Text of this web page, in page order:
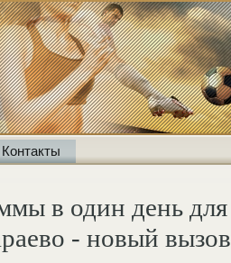
Контакты
в один день для
- новый вызов